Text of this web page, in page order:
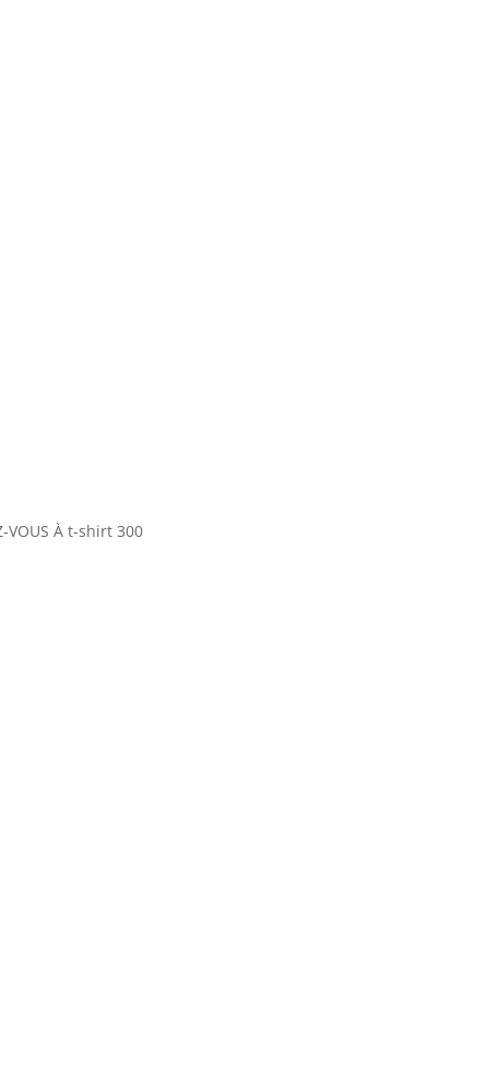
VOUS À t-shirt 300